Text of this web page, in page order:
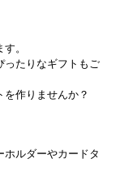
。
ったりなギフトもご
作りませんか？
ルダーやカードタ